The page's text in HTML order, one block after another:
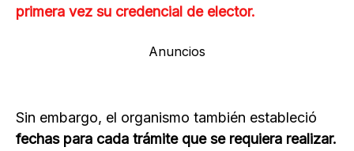
primera vez su credencial de elector.
Anuncios
Sin embargo, el organismo también estableció
fechas para cada trámite que se requiera realizar.